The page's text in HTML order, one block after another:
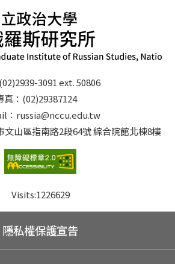
3091 ext. 50806
真：(02)29387124
：russia@nccu.edu.tw
文山區指南路2段64號 綜合院館北棟8樓
Visits:1226629
隱私權保護宣告